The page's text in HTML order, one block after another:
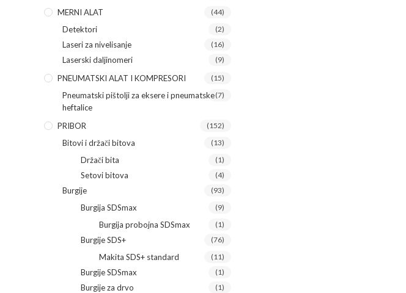
MERNI ALAT (44)
Detektori (2)
Laseri za nivelisanje (16)
Laserski daljinomeri (9)
PNEUMATSKI ALAT I KOMPRESORI (15)
Pneumatski pištolji za eksere i pneumatske
heftalice
(7)
PRIBOR (152)
Bitovi i držači bitova (13)
Držači bita (1)
Setovi bitova (4)
Burgije (93)
Burgija SDSmax (9)
Burgija probojna SDSmax (1)
Burgije SDS+ (76)
Makita SDS+ standard (11)
Burgije SDSmax (1)
Burgije za drvo (1)